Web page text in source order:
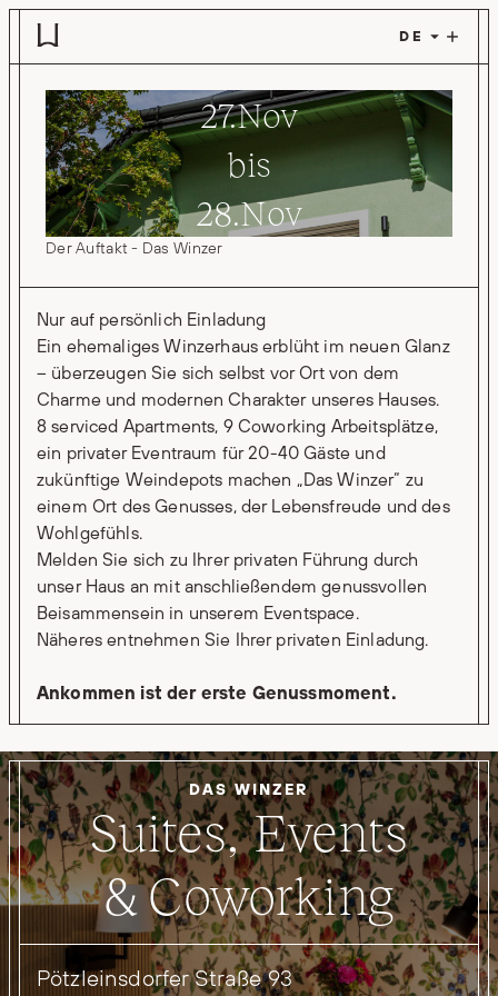
Zum Hauptinhalt springen
27.Nov
bis
28.Nov
Der Auftakt - Das Winzer
Nur auf persönlich Einladung
Ein ehemaliges Winzerhaus erblüht im neuen Glanz
– überzeugen Sie sich selbst vor Ort von dem
Charme und modernen Charakter unseres Hauses.
8 serviced Apartments, 9 Coworking Arbeitsplätze,
ein privater Eventraum für 20-40 Gäste und
zukünftige Weindepots machen „Das Winzer“ zu
einem Ort des Genusses, der Lebensfreude und des
Wohlgefühls.
Melden Sie sich zu Ihrer privaten Führung durch
unser Haus an mit anschließendem genussvollen
Beisammensein in unserem Eventspace.
Näheres entnehmen Sie Ihrer privaten Einladung.
Ankommen ist der erste Genussmoment.
DAS WINZER
Suites, Events
& Coworking
Pötzleinsdorfer Straße 93